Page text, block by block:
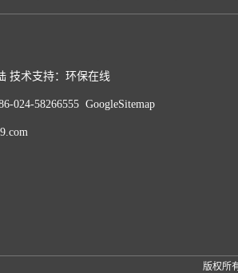
技术支持： 环保在线
024-58266555 GoogleSitemap
版权所